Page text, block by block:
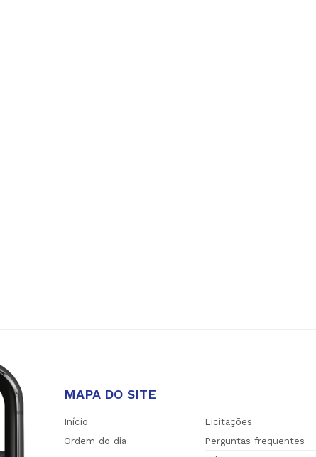
MAPA DO SITE
Início
Ordem do dia
Licitações
Perguntas frequentes